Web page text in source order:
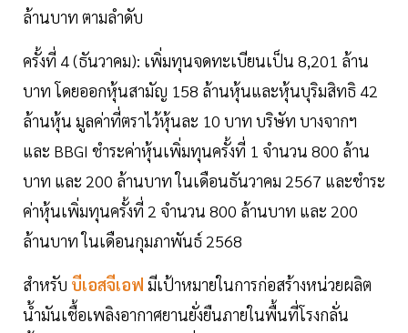
ล้านบาท ตามลำดับ
ครั้งที่ 4 (ธันวาคม): เพิ่มทุนจดทะเบียนเป็น 8,201 ล้าน
บาท โดยออกหุ้นสามัญ 158 ล้านหุ้นและหุ้นบุริมสิทธิ 42
ล้านหุ้น มูลค่าที่ตราไว้หุ้นละ 10 บาท บริษัท บางจากฯ
และ BBGI ชำระค่าหุ้นเพิ่มทุนครั้งที่ 1 จำนวน 800 ล้าน
บาท และ 200 ล้านบาท ในเดือนธันวาคม 2567 และชำระ
ค่าหุ้นเพิ่มทุนครั้งที่ 2 จำนวน 800 ล้านบาท และ 200
ล้านบาท ในเดือนกุมภาพันธ์ 2568
สำหรับ บีเอสจีเอฟ มีเป้าหมายในการก่อสร้างหน่วยผลิต
น้ำมันเชื้อเพลิงอากาศยานยั่งยืนภายในพื้นที่โรงกลั่น